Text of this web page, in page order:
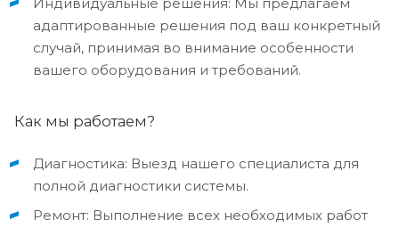
адаптированные решения под ваш конкретный
случай, принимая во внимание особенности
вашего оборудования и требований.
Как мы работаем?
Диагностика: Выезд нашего специалиста для
полной диагностики системы.
Ремонт: Выполнение всех необходимых работ